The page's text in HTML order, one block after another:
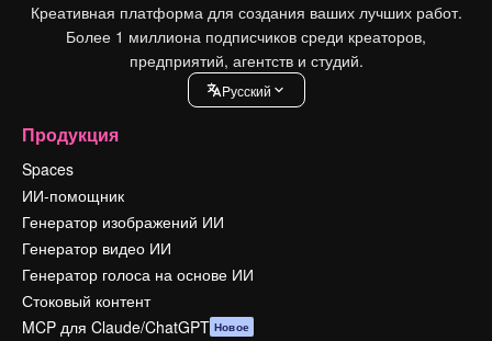
Креативная платформа для создания ваших лучших работ.
Более 1 миллиона подписчиков среди креаторов,
предприятий, агентств и студий.
Pусский
Продукция
Spaces
ИИ-помощник
Генератор изображений ИИ
Генератор видео ИИ
Генератор голоса на основе ИИ
Стоковый контент
MCP для Claude/ChatGPT Новое